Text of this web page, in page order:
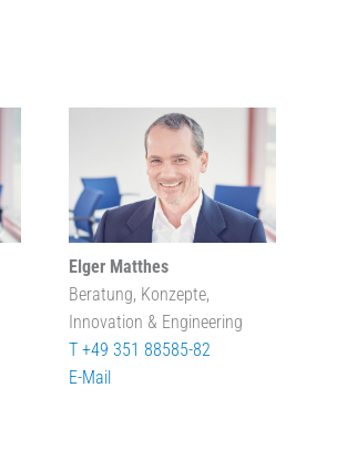
Elger Matthes
Beratung, Konzepte,
Innovation & Engineering
T +49 351 88585-82
E-Mail